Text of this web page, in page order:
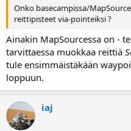
Onko basecampissa/
reittipisteet via-pointeiksi ?
Ainakin MapSourcessa on -
tarvittaessa muokkaa reittiä
tule ensimmäistäkään
loppuun.
iaj